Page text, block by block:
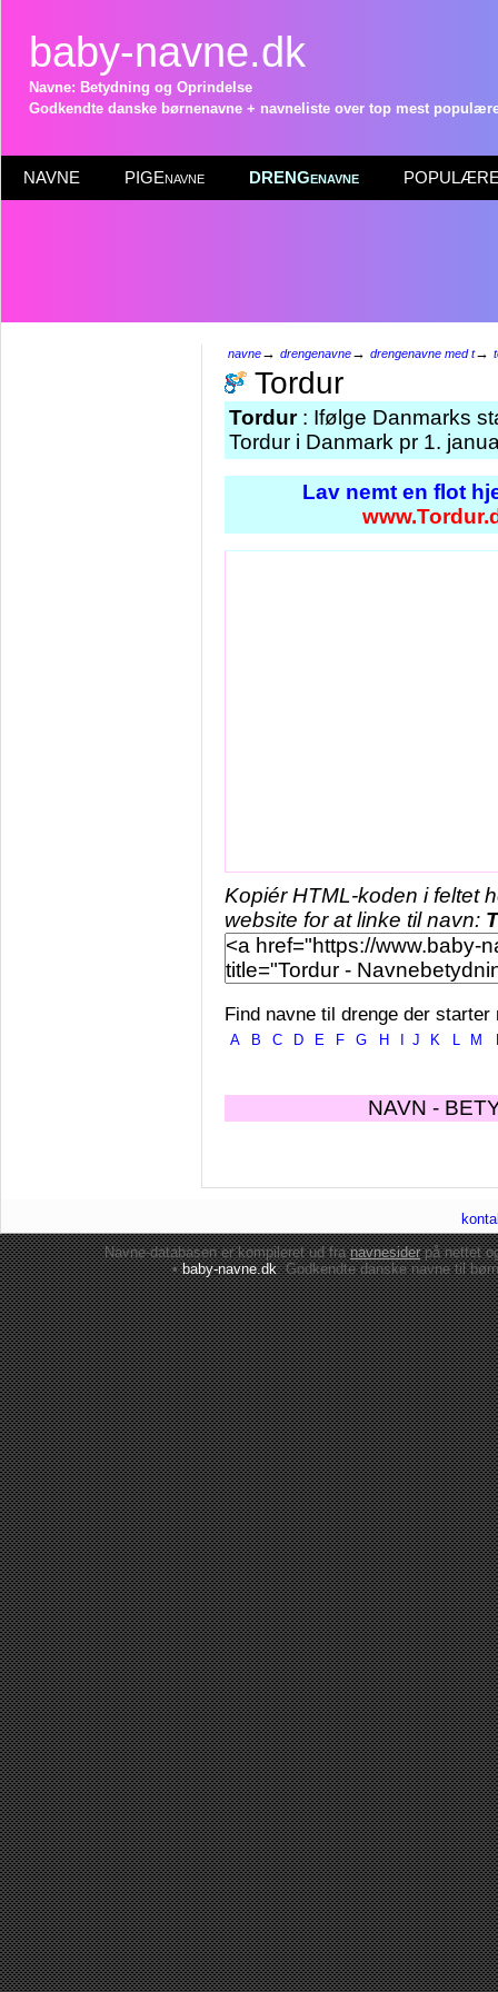
baby-navne.dk
Navne: Betydning og Oprindelse
Godkendte danske børnenavne + navneliste over top mest
NAVNE PIGEnavne DRENGenavne POPULÆRE
navne→ drengenavne→ drengenavne med t→
Tordur
Tordur: Ifølge Danmarks
Tordur i Danmark pr 1.
Lav nemt en flot
Kopiér HTML-koden i feltet
website for at linke til navn:
Find navne til drenge der starter
A B C D E F G H J K L M
NAVN -
Navne-databasen er kompileret ud franavnesiderpå nettet
•baby-navne.dk: Godkendte danskenavne til børn